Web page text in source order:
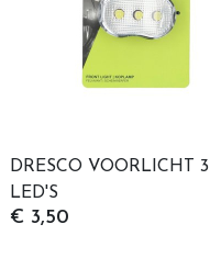
DRESCO VOORLICHT 3
LED'S
€ 3,50